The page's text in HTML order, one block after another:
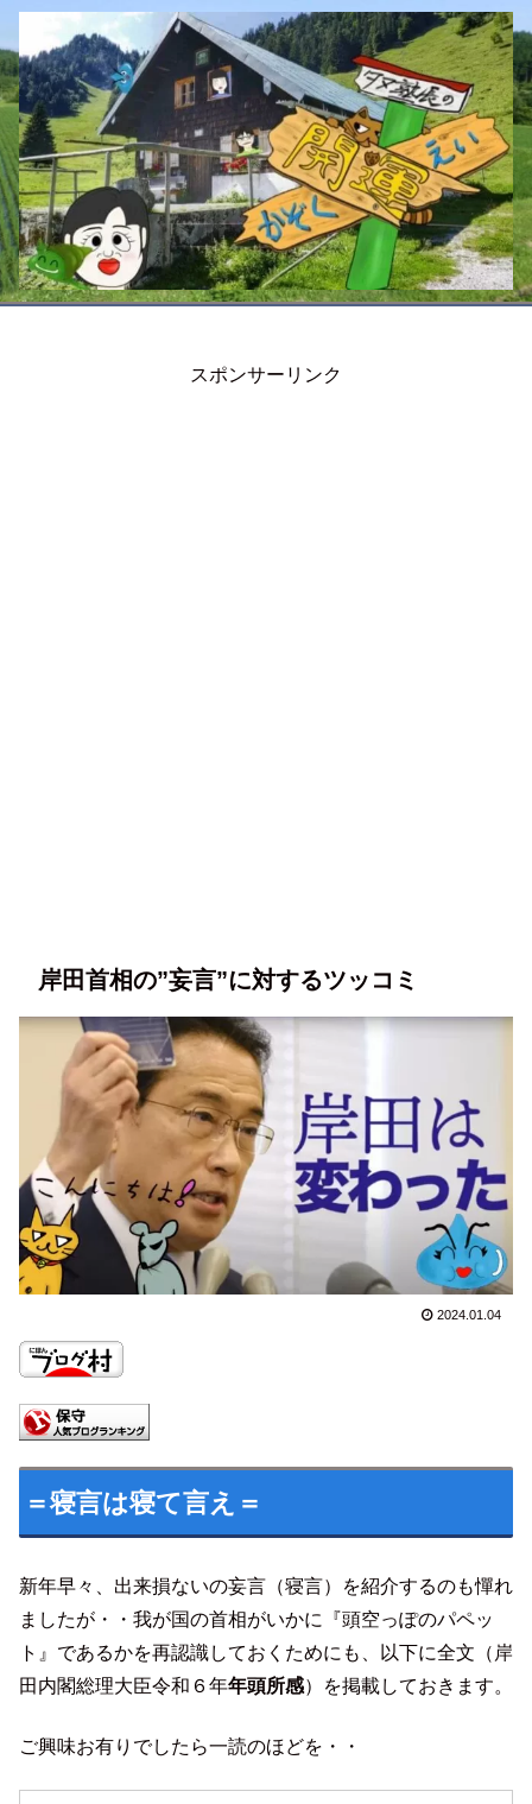
スポンサーリンク
岸田首相の”妄言”に対するツッコミ
2024.01.04
＝寝言は寝て言え＝
新年早々、出来損ないの妄言（寝言）を紹介するのも憚れ
ましたが・・我が国の首相がいかに『頭空っぽのパペッ
ト』であるかを再認識しておくためにも、以下に全文（岸
田内閣総理大臣令和６年年頭所感）を掲載しておきます。
ご興味お有りでしたら一読のほどを・・